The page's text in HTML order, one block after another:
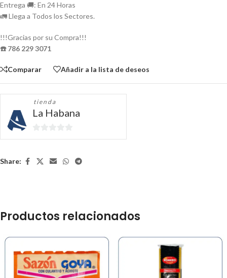
Entrega 🚚: En 24 Horas
🚛 Llega a Todos los Sectores.
!!!Gracias por su Compra!!!
☎️ 786 229 3071
Comparar Añadir a la lista de deseos
tienda
La Habana
0
Share:
Productos relacionados